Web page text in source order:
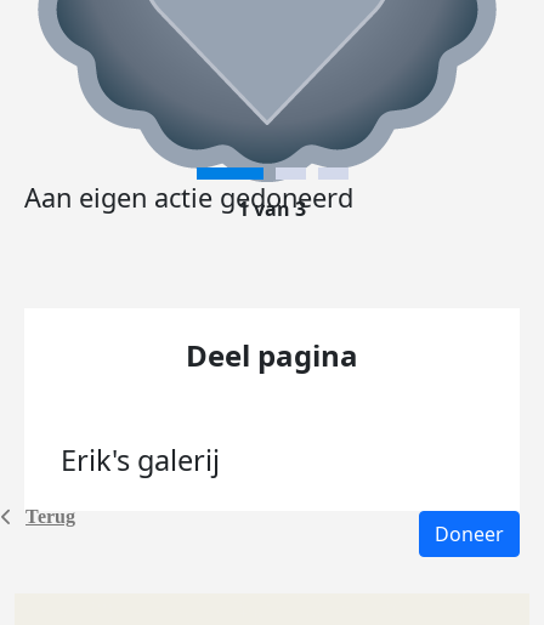
Terug
Aan eigen actie gedoneerd
1 van 3
Deel pagina
Erik's galerij
Doneer